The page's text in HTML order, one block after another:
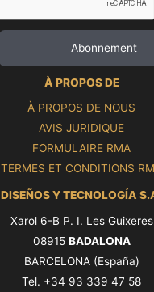
À PROPOS DE
À PROPOS DE NOUS
AVIS JURIDIQUE
FORMULAIRE RMA
TERMES ET CONDITIONS
DISEÑOS Y TECNOLOGÍA
Xarol 6-B P. I. Les Guixeres
08915 BADALONA
BARCELONA (España)
Tel. +34 93 339 47 58